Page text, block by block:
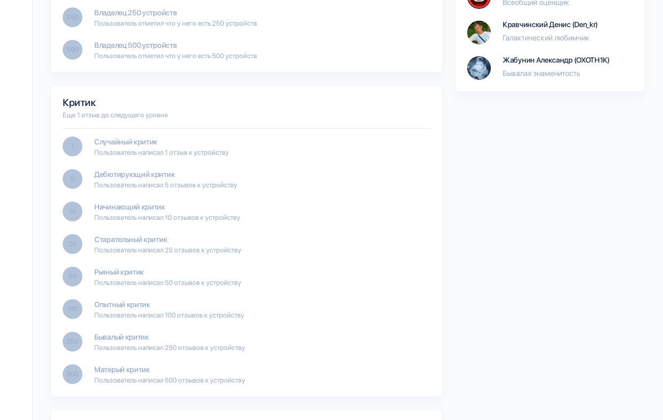
250 Владелец 250 устройств
Пользователь отметил что у него есть 250 устройств
500 Владелец 500 устройств
Пользователь отметил что у него есть 500 устройств
Критик
Еще 1 отзыв до следущего уровня
1 Случайный критик
Пользователь написал 1 отзыв к устройству
5 Дебютирующий критик
Пользователь написал 5 отзывов к устройству
10 Начинающий критик
Пользователь написал 10 отзывов к устройству
25 Старательный критик
Пользователь написал 25 отзывов к устройству
50 Рьяный критик
Пользователь написал 50 отзывов к устройству
100 Опытный критик
Пользователь написал 100 отзывов к устройству
250 Бывалый критик
Пользователь написал 250 отзывов к устройству
500 Матерый критик
Пользователь написал 500 отзывов к устройству
Всеобщий оценщик
Кравчинский Денис (Den_kr)
Галактический любимчик
Жабунин Александр (OXOTH1K)
Бывалая знаменитость